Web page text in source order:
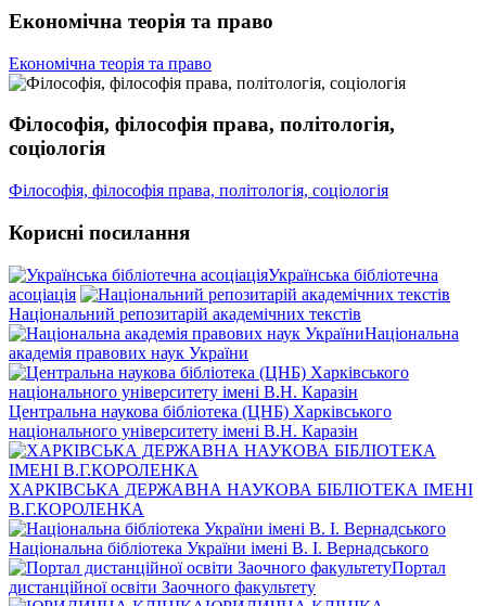
Економічна теорія та право
Економічна теорія та право
Філософія, філософія права, політологія,
соціологія
Філософія, філософія права, політологія, соціологія
Корисні посилання
Українська бібліотечна
асоціація
Національний репозитарій академічних текстів
Національна
академія правових наук України
Центральна наукова бібліотека (ЦНБ) Харківського
національного університету імені В.Н. Каразін
ХАРКІВСЬКА ДЕРЖАВНА НАУКОВА БІБЛІОТЕКА ІМЕНІ
В.Г.КОРОЛЕНКА
Національна бібліотека України імені В. І. Вернадського
Портал
дистанційної освіти Заочного факультету